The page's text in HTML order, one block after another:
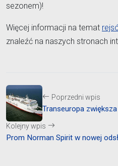
sezonem)!
Więcej informacji na temat
znaleźć na naszych stronach
Poprzedni wpis
Transeuropa
Kolejny wpis
Prom Norman Spirit w nowej